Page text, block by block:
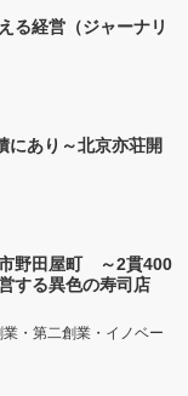
る経営（ジャーナリ
あり～北京亦荘開
野田屋町 ～2貫400
する異色の寿司店
・第二創業・イノベー